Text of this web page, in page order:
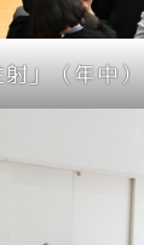
」（年中）